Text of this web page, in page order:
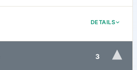
DETAILS
3 ▾